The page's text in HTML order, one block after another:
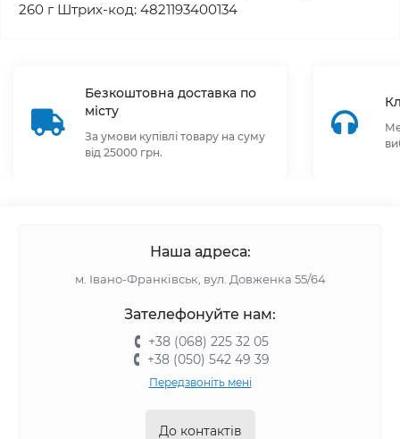
260 г Штрих-код: 4821193400134
Безкоштовна доставка по
місту
За умови купівлі товару на суму
від 25000 грн.
Наша адреса:
м. Івано-Франківськ, вул. Довженка 55/64
Зателефонуйте нам:
+38 (068) 225 32 05
+38 (050) 542 49 39
Передзвоніть мені
До контактів